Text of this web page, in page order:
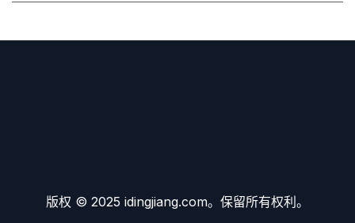
版权 © 2025 idingjiang.com。保留所有权利。